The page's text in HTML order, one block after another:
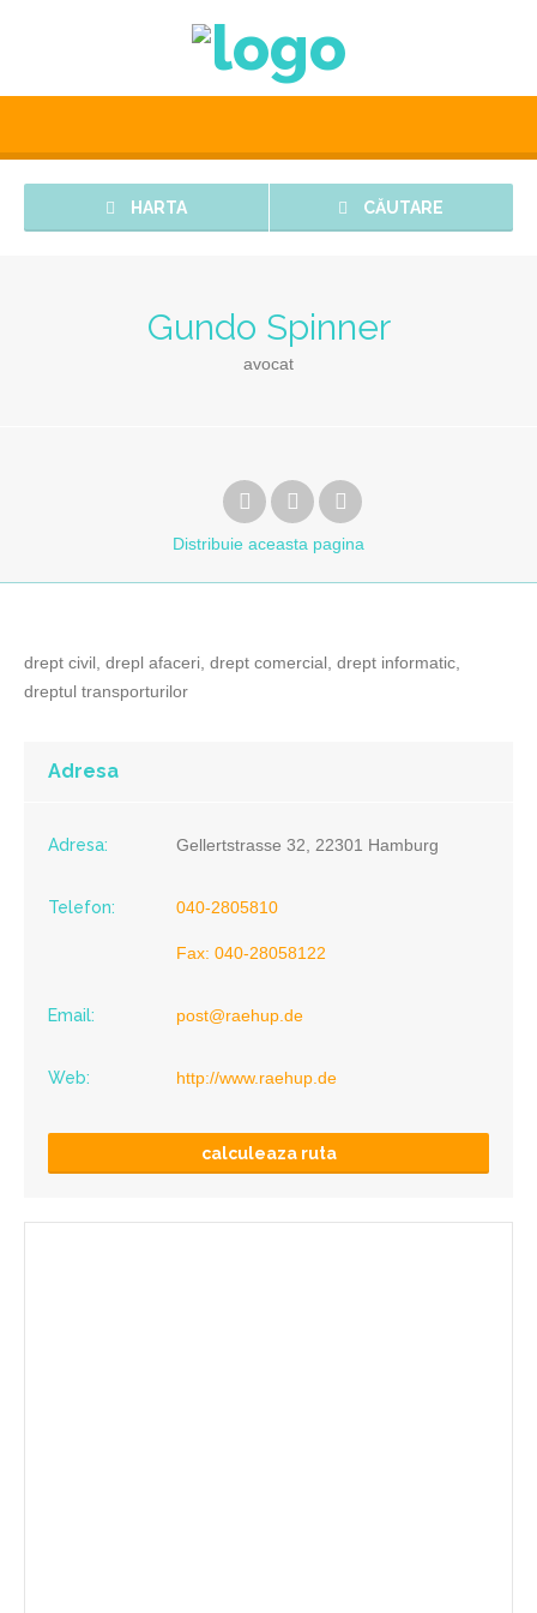
HARTA CĂUTARE
Gundo Spinner
avocat
Distribuie aceasta pagina
drept civil, drepl afaceri, drept comercial, drept informatic,
dreptul transporturilor
Adresa
Adresa: Gellertstrasse 32, 22301 Hamburg
Telefon: 040-2805810
Fax: 040-28058122
Email: post@raehup.de
Web: http://www.raehup.de
calculeaza ruta